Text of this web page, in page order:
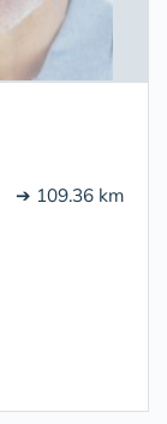
➔ 109.36 km